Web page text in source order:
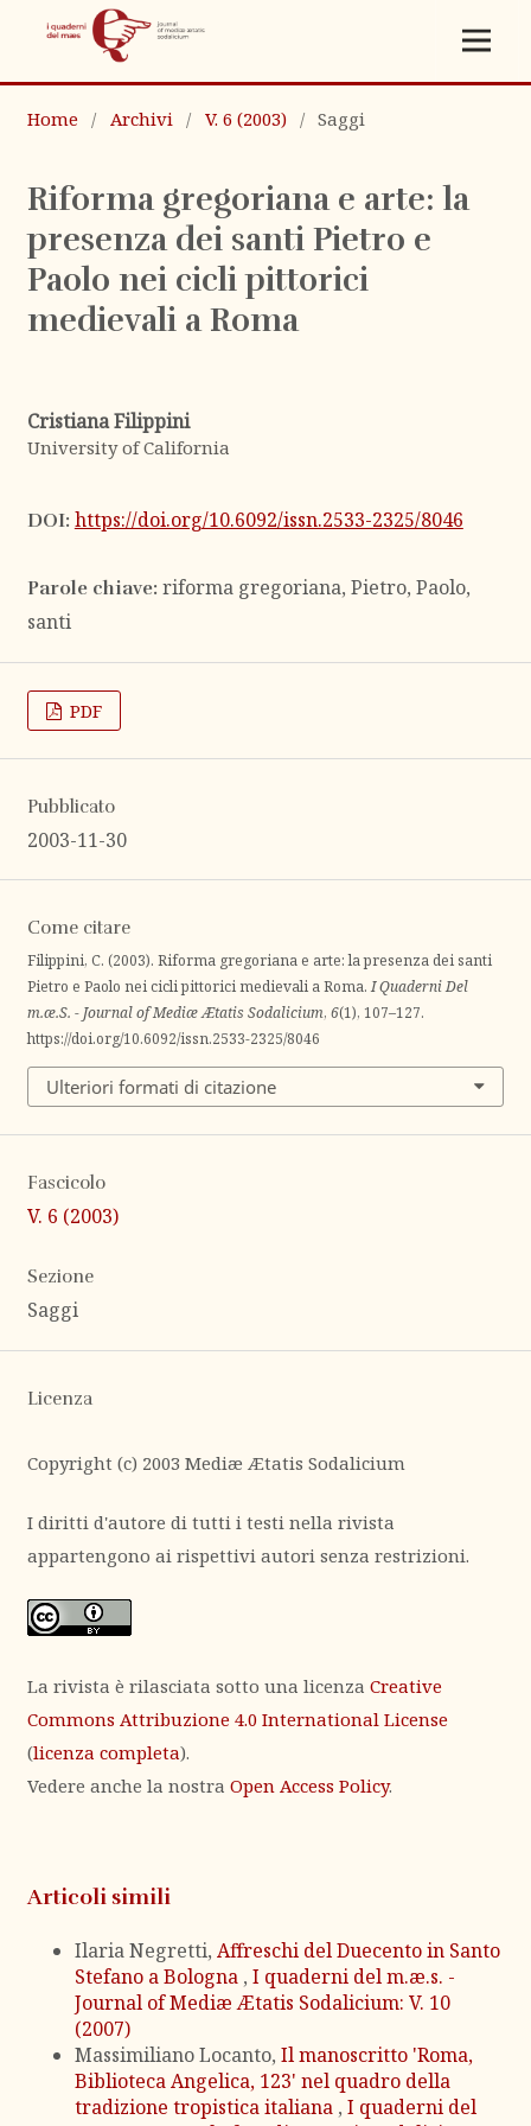
Home / Archivi / V. 6 (2003) / Saggi
Riforma gregoriana e arte: la
presenza dei santi Pietro e
Paolo nei cicli pittorici
medievali a Roma
Cristiana Filippini
University of California
DOI: https://doi.org/10.6092/issn.2533-2325/8046
Parole chiave: riforma gregoriana, Pietro, Paolo,
santi
PDF
Pubblicato
2003-11-30
Come citare
Filippini, C. (2003). Riforma gregoriana e arte: la presenza dei santi
Pietro e Paolo nei cicli pittorici medievali a Roma.I Quaderni Del
m.æ.S. - Journal of Mediæ Ætatis Sodalicium, 6(1), 107–127.
https://doi.org/10.6092/issn.2533-2325/8046
Ulteriori formati di citazione
Fascicolo
V. 6 (2003)
Sezione
Saggi
Licenza
Copyright (c) 2003 Mediæ Ætatis Sodalicium
I diritti d'autore di tutti i testi nella rivista
appartengono ai rispettivi autori senza restrizioni.
La rivista è rilasciata sotto una licenza Creative
Commons Attribuzione 4.0 International License
(licenza completa).
Vedere anche la nostra Open Access Policy.
Articoli simili
Ilaria Negretti, Affreschi del Duecento in Santo
Stefano a Bologna , I quaderni del m.æ.s. -
Journal of Mediæ Ætatis Sodalicium: V. 10
(2007)
Massimiliano Locanto, Il manoscritto 'Roma,
Biblioteca Angelica, 123' nel quadro della
tradizione tropistica italiana , I quaderni del